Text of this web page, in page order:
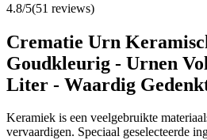
4.8/5(51 reviews)
Crematie Urn
Goudkleurig - Urnen
Liter - Waardig
Keramiek is een veelgebruikte
vervaardigen. Speciaal geselecteerde